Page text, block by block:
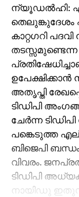
ന്യൂഡല്‍ഹി:
തെലുങ്കുദേശം
കാറ്റഗറി
തടസ്സമുണ്ടെന്ന
അതൃപ്തി
ടിഡിപി
ചേര്‍ന്ന
പങ്കെടുത്ത
ബിജെപി
വിവരം.
ടിഡിപി
നായിഡു